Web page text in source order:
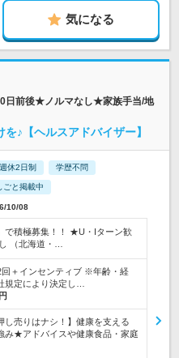
気になる
日前後★ノルマなし★家族手当/地
♪【ヘルスアドバイザー】
休2日制 学歴不問
ごと掲載中
10/08
で積極募集！！ ★U・Iターン歓
（北海道・…
回＋インセンティブ ※年齢・経
規定により決定し…
し売りはナシ！】健康を支える
み★アドバイスや健康食品・家庭